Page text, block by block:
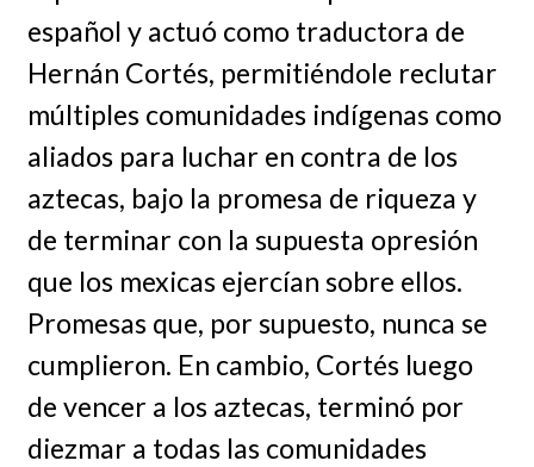
español y actuó como traductora de
Hernán Cortés, permitiéndole reclutar
múltiples comunidades indígenas como
aliados para luchar en contra de los
aztecas, bajo la promesa de riqueza y
de terminar con la supuesta opresión
que los mexicas ejercían sobre ellos.
Promesas que, por supuesto, nunca se
cumplieron. En cambio, Cortés luego
de vencer a los aztecas, terminó por
diezmar a todas las comunidades